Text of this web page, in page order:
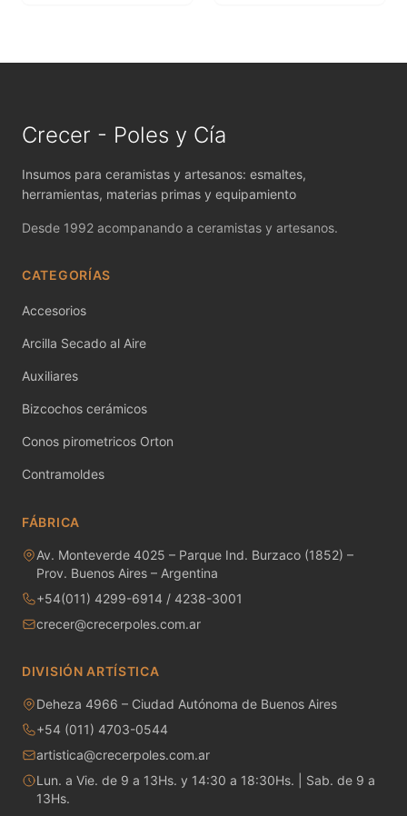
MAYCO FOUNDATIONS SHEER
MAYCO FUNDAMENTALS UNDERGLAZES
MAYCO NON FIRED PRODUCT ACCESSO
MAYCO POTTERY CASCADES
MAYCO RAKU GLAZES
MAYCO SPECKLED STROKE & COAT
MAYCO STONEWARE GLAZES
MAYCO STROKE & COAT
Metales preciosos y luestres
Minerales
Crecer - Poles y Cía
Insumos para ceramistas y artesanos: esmaltes,
herramientas, materias primas y equipamiento
Desde 1992 acompanando a ceramistas y artesanos.
CATEGORÍAS
Accesorios
Arcilla Secado al Aire
Auxiliares
Bizcochos cerámicos
Conos pirometricos Orton
Contramoldes
FÁBRICA
Av. Monteverde 4025 – Parque Ind. Burzaco (1852) –
Prov. Buenos Aires – Argentina
+54(011) 4299-6914 / 4238-3001
crecer@crecerpoles.com.ar
DIVISIÓN ARTÍSTICA
Deheza 4966 – Ciudad Autónoma de Buenos Aires
+54 (011) 4703-0544
artistica@crecerpoles.com.ar
Lun. a Vie. de 9 a 13Hs. y 14:30 a 18:30Hs. | Sab. de 9 a
13Hs.